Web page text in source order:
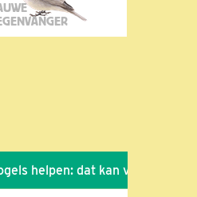
dat kan via de link!